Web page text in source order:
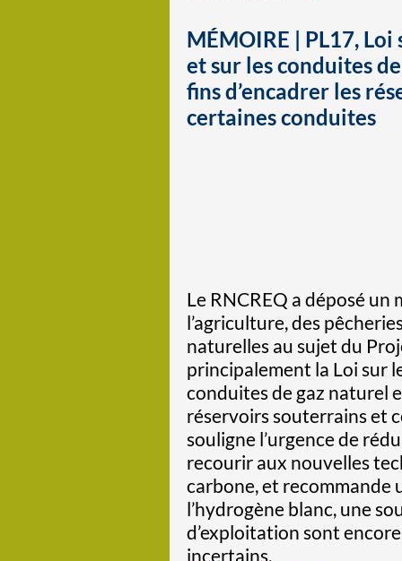
MÉMOIRE | PL17,
et sur les conduites
fins d’encadrer les
certaines conduites
Le RNCREQ a déposé un
l’agriculture, des
naturelles au sujet du
principalement la Loi sur
conduites de gaz naturel
réservoirs souterrains et
souligne l’urgence de
recourir aux nouvelles
carbone, et recommande
l’hydrogène blanc, une
d’exploitation sont
incertains.